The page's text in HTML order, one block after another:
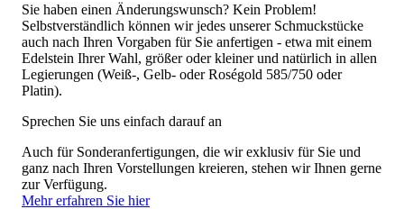
Sie haben einen Änderungswunsch? Kein Problem!
Selbstverständlich können wir jedes unserer Schmuckstücke
auch nach Ihren Vorgaben für Sie anfertigen - etwa mit einem
Edelstein Ihrer Wahl, größer oder kleiner und natürlich in allen
Legierungen (Weiß-, Gelb- oder Roségold 585/750 oder
Platin).
Sprechen Sie uns einfach darauf an
Auch für Sonderanfertigungen, die wir exklusiv für Sie und
ganz nach Ihren Vorstellungen kreieren, stehen wir Ihnen gerne
zur Verfügung.
Mehr erfahren Sie hier